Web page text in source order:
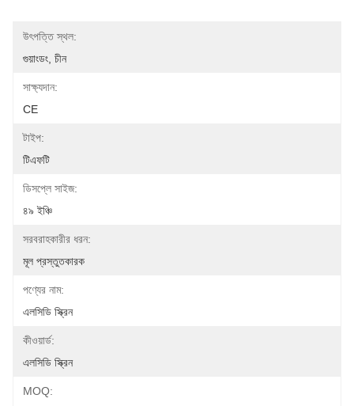
উৎপত্তি স্থল:
গুয়াংডং, চীন
সাক্ষ্যদান:
CE
টাইপ:
টিএফটি
ডিসপ্লে সাইজ:
৪৯ ইঞ্চি
সরবরাহকারীর ধরন:
মূল প্রস্তুতকারক
পণ্যের নাম:
এলসিডি স্ক্রিন
কীওয়ার্ড:
এলসিডি স্ক্রিন
MOQ: